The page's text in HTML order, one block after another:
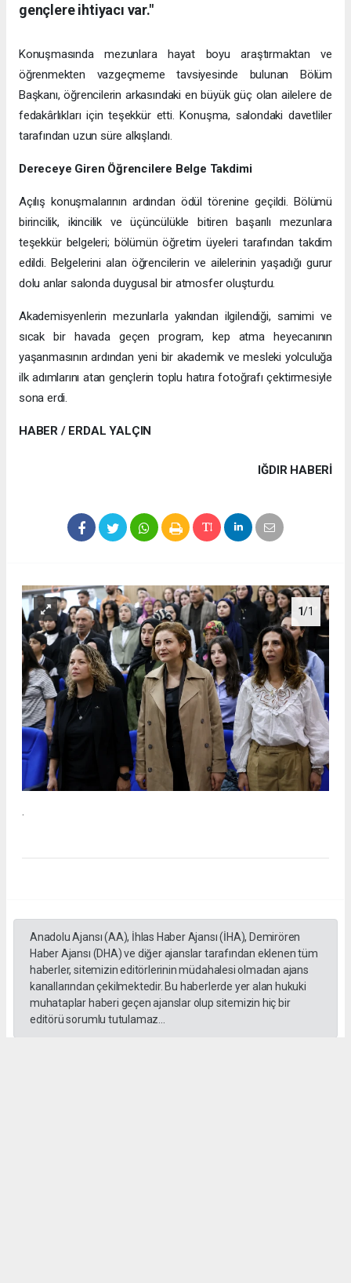
gençlere ihtiyacı var."
Konuşmasında mezunlara hayat boyu araştırmaktan ve
öğrenmekten vazgeçmeme tavsiyesinde bulunan Bölüm
Başkanı, öğrencilerin arkasındaki en büyük güç olan ailelere de
fedakârlıkları için teşekkür etti. Konuşma, salondaki davetliler
tarafından uzun süre alkışlandı.
Dereceye Giren Öğrencilere Belge Takdimi
Açılış konuşmalarının ardından ödül törenine geçildi. Bölümü
birincilik, ikincilik ve üçüncülükle bitiren başarılı mezunlara
teşekkür belgeleri; bölümün öğretim üyeleri tarafından takdim
edildi. Belgelerini alan öğrencilerin ve ailelerinin yaşadığı gurur
dolu anlar salonda duygusal bir atmosfer oluşturdu.
Akademisyenlerin mezunlarla yakından ilgilendiği, samimi ve
sıcak bir havada geçen program, kep atma heyecanının
yaşanmasının ardından yeni bir akademik ve mesleki yolculuğa
ilk adımlarını atan gençlerin toplu hatıra fotoğrafı çektirmesiyle
sona erdi.
HABER / ERDAL YALÇIN
IĞDIR HABERİ
1/1
Anadolu Ajansı (AA), İhlas Haber Ajansı (İHA), Demirören
Haber Ajansı (DHA) ve diğer ajanslar tarafından eklenen tüm
haberler, sitemizin editörlerinin müdahalesi olmadan ajans
kanallarından çekilmektedir. Bu haberlerde yer alan hukuki
muhataplar haberi geçen ajanslar olup sitemizin hiç bir
editörü sorumlu tutulamaz...